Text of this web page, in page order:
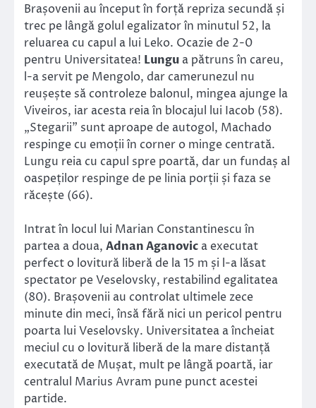
Brașovenii au început în forță repriza secundă și
trec pe lângă golul egalizator în minutul 52, la
reluarea cu capul a lui Leko. Ocazie de 2-0
pentru Universitatea! Lungu a pătruns în careu,
l-a servit pe Mengolo, dar camerunezul nu
reușește să controleze balonul, mingea ajunge la
Viveiros, iar acesta reia în blocajul lui Iacob (58).
„Stegarii” sunt aproape de autogol, Machado
respinge cu emoții în corner o minge centrată.
Lungu reia cu capul spre poartă, dar un fundaș al
oaspeților respinge de pe linia porții și faza se
răcește (66).
Intrat în locul lui Marian Constantinescu în
partea a doua, Adnan Aganovic a executat
perfect o lovitură liberă de la 15 m și l-a lăsat
spectator pe Veselovsky, restabilind egalitatea
(80). Brașovenii au controlat ultimele zece
minute din meci, însă fără nici un pericol pentru
poarta lui Veselovsky. Universitatea a încheiat
meciul cu o lovitură liberă de la mare distanță
executată de Mușat, mult pe lângă poartă, iar
centralul Marius Avram pune punct acestei
partide.